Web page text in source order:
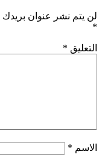
لن يتم نشر عنوان بريدك
*
التعليق *
الاسم *